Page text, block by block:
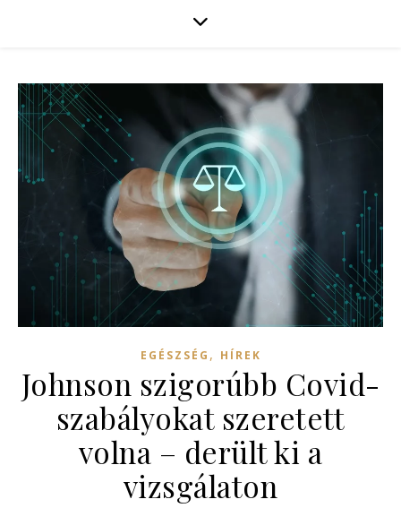
EGÉSZSÉG , HÍREK
Johnson szigorúbb Covid-
szabályokat szeretett
volna – derült ki a
vizsgálaton